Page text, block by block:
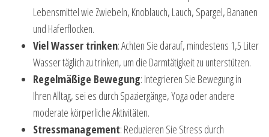
Lebensmittel wie Zwiebeln, Knoblauch, Lauch, Spargel, Bananen
und Haferflocken.
Viel Wasser trinken: Achten Sie darauf, mindestens 1,5 Liter
Wasser täglich zu trinken, um die Darmtätigkeit zu unterstützen.
Regelmäßige Bewegung: Integrieren Sie Bewegung in
Ihren Alltag, sei es durch Spaziergänge, Yoga oder andere
moderate körperliche Aktivitäten.
Stressmanagement: Reduzieren Sie Stress durch